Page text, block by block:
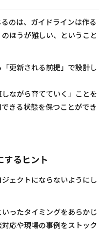
のは、ガイドラインは作る
ほうが難しい、ということ
更新される前提」で設計し
ながら育てていく」ことを
きる状態を保つことができ
するヒント
ェクトにならないようにし
ったタイミングをあらかじ
応や現場の事例をストック